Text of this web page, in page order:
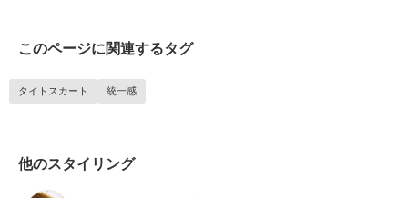
このページに関連するタグ
タイトスカート 統一感
他のスタイリング